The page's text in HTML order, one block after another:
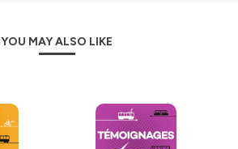
YOU MAY ALSO LIKE